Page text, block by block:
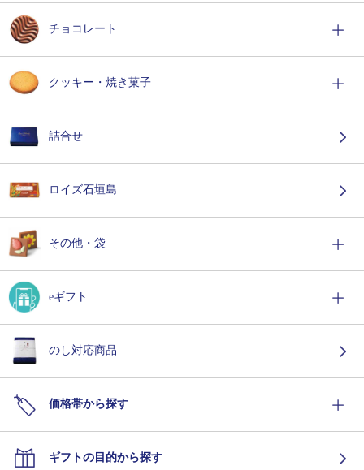
チョコレート
クッキー・焼き菓子
詰合せ
ロイズ石垣島
その他・袋
eギフト
のし対応商品
価格帯から探す
ギフトの目的から探す